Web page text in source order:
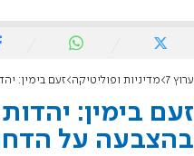
ערוץ 7 מדיניות ופוליטיקה זעם בימין: יהדות
זעם בימין:
בהצבעה על